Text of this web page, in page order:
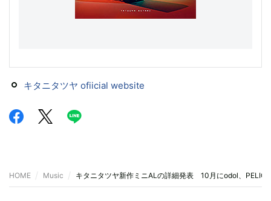
キタニタツヤ ofiicial website
HOME Music キタニタツヤ新作ミニALの詳細発表 10月にodol、